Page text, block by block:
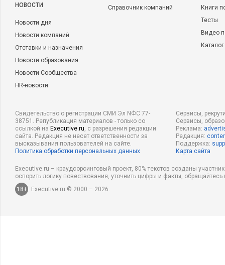
НОВОСТИ
Новости дня
Новости компаний
Отставки и назначения
Новости образования
Новости Сообщества
HR-новости
Справочник компаний
Книги
Тесты
Видео
Свидетельство о регистрации СМИ Эл NФС 77-
38751. Републикация материалов - только со
ссылкой на Executive.ru, с разрешения редакции
сайта. Редакция не несет ответственности за
высказывания пользователей на сайте.
Политика обработки персональных данных
Сервисы,
Сервисы,
Реклама:
Редакция:
Поддержка:
Карта сайта
Executive.ru – краудсорсинговый проект, 80% текстов созданы
оспорить логику повествования, уточнить цифры и факты,
18+
Executive.ru © 2000 – 2026.